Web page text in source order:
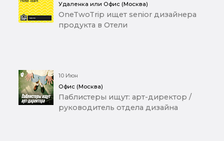
Удаленка или Офис (Москва)
OneTwoTrip ищет senior дизайнера
продукта в Отели
10 Июн
Офис (Москва)
Паблистеры ищут: арт-директор /
руководитель отдела дизайна